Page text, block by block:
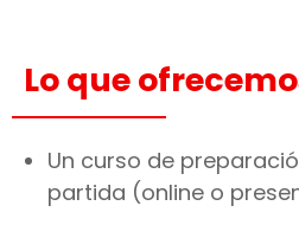
Lo que
Un curso de
partida (online o